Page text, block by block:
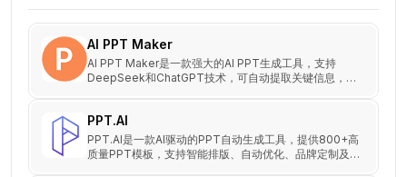
AI PPT Maker
AI PPT Maker是一款强大的AI PPT生成工具，支持
DeepSeek和ChatGPT技术，可自动提取关键信息，并
PPT.AI
PPT.AI是一款AI驱动的PPT自动生成工具，提供800+高
质量PPT模板，支持智能排版、自动优化、品牌定制及云